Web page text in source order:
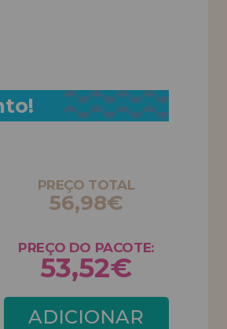
PREÇO TOTAL
56,98€
PREÇO DO PACOTE:
53,52€
ADICIONAR